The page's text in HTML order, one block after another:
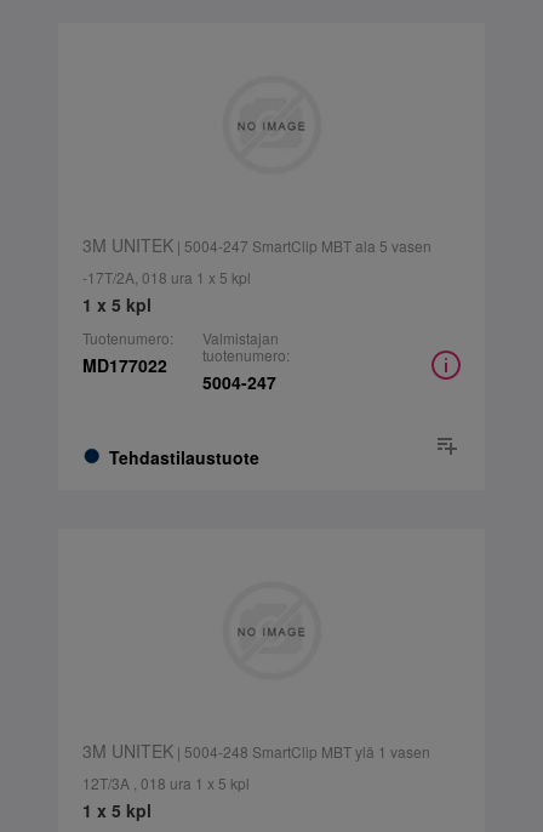
3M UNITEK| 5004-247 SmartClip MBT ala 5 vasen
-17T/2A, 018 ura 1 x 5 kpl
1 x 5 kpl
Tuotenumero:
MD177022
Tehdastilaustuote
Valmistajan
tuotenumero:
5004-247
3M UNITEK| 5004-248 SmartClip MBT ylä 1 vasen
12T/3A , 018 ura 1 x 5 kpl
1 x 5 kpl